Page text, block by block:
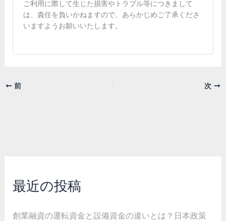
ご利用に際して生じた損害やトラブル等につきまして
は、責任を負いかねますので、あらかじめご了承くださ
いますようお願いいたします。
前 次
最近の投稿
創業融資の運転資金と設備資金の違いとは？日本政策